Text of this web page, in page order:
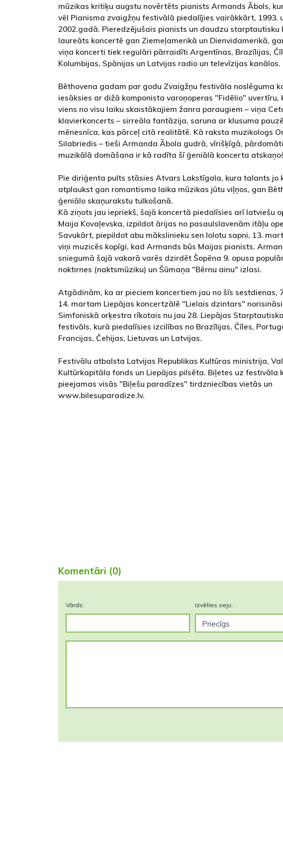
mūzikas kritiķu augstu novērtēts pianists Armands Ābols,
vēl Pianisma zvaigžņu festivālā piedalījies vairākkārt, 1993.
2002.gadā. Pieredzējušais pianists un daudzu starptautisku
laureāts koncertē gan Ziemeļamerikā un Dienvidamerikā,
viņa koncerti tiek regulāri pārraidīti Argentīnas, Brazīlijas,
Kolumbijas, Spānijas un Latvijas radio un televīzijas kanālos.
Bēthovena gadam par godu Zvaigžņu festivāla noslēguma
iesāksies ar dižā komponista varoņoperas "Fidēlio" uvertīru,
viens no visu laiku skaistākajiem žanra paraugiem – viņa
klavierkoncerts – sirreāla fantāzija, saruna ar klusuma
mēnesnīca, kas pārceļ citā realitātē. Kā raksta muzikologs
Silabriedis – tieši Armanda Ābola gudrā, vīrišķīgā,
muzikālā domāšana ir kā radīta šī ģeniālā koncerta
Pie diriģenta pults stāsies Atvars Lakstīgala, kura talants jo
atplaukst gan romantisma laika mūzikas jūtu viļņos, gan
ģeniālo skaņurakstu tulkošanā.
Kā ziņots jau iepriekš, šajā koncertā piedalīsies arī latviešu
Maija Kovaļevska, izpildot ārijas no pasaulslavenām itāļu
Savukārt, piepildot abu mākslinieku sen lolotu sapni, 13.
viņi muzicēs kopīgi, kad Armands būs Maijas pianists.
sniegumā šajā vakarā varēs dzirdēt Šopēna 9. opusa
noktirnes (naktsmūziku) un Šūmaņa "Bērnu ainu" izlasi.
Atgādinām, ka ar pieciem koncertiem jau no šīs sestdienas,
14. martam Liepājas koncertzālē "Lielais dzintars"
Simfoniskā orķestra rīkotais nu jau 28. Liepājas
festivāls, kurā piedalīsies izcilības no Brazīlijas, Čīles,
Francijas, Čehijas, Lietuvas un Latvijas.
Festivālu atbalsta Latvijas Republikas Kultūras ministrija,
Kultūrkapitāla fonds un Liepājas pilsēta. Biļetes uz festivāla
pieejamas visās "Biļešu paradīzes" tirdzniecības vietās un
www.bilesuparadize.lv.
Komentāri (0)
Vārds: Izvēlies seju: